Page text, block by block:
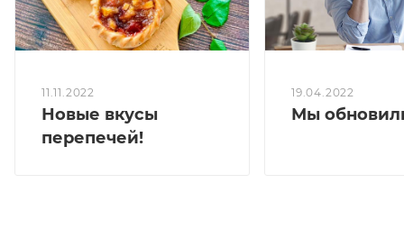
**Перечеркнутая цена является первоначальной,
без учета действующей в настоящий момент на
11.11.2022
Новые вкусы
перепечей!
19.04.2022
Мы